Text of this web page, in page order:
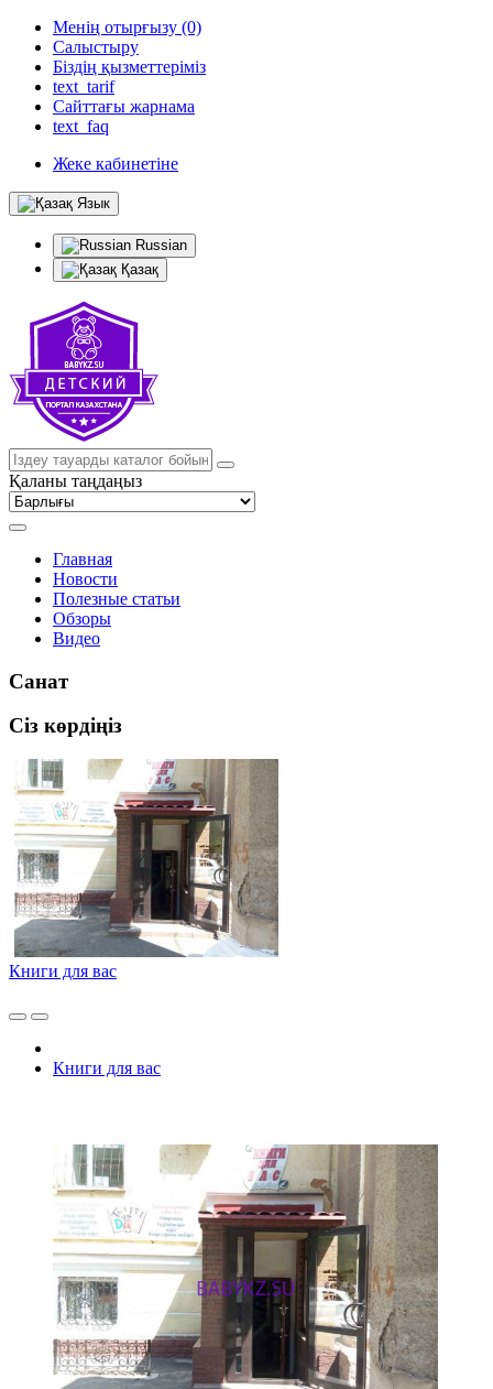
Менің отырғызу (0)
Салыстыру
Біздің қызметтеріміз
text_tarif
Сайттағы жарнама
text_faq
Жеке кабинетіне
Язык
Russian
Қазақ
Қаланы таңдаңыз
Главная
Новости
Полезные статьи
Обзоры
Видео
Санат
Сіз көрдіңіз
Книги для вас
Книги для вас